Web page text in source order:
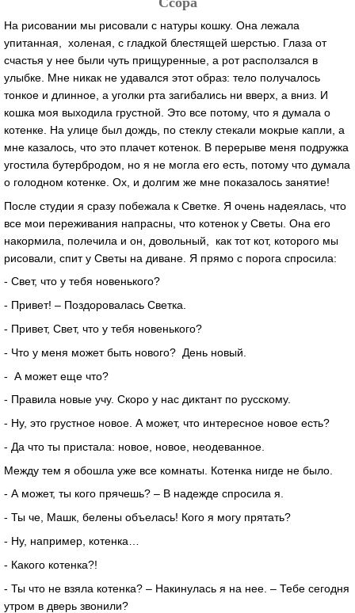
На рисовании мы рисовали с натуры кошку. Она лежала
упитанная, холеная, с гладкой блестящей шерстью. Глаза от
счастья у нее были чуть прищуренные, а рот расползался в
улыбке. Мне никак не удавался этот образ: тело получалось
тонкое и длинное, а уголки рта загибались ни вверх, а вниз. И
кошка моя выходила грустной. Это все потому, что я думала о
котенке. На улице был дождь, по стеклу стекали мокрые капли, а
мне казалось, что это плачет котенок. В перерыве меня подружка
угостила бутербродом, но я не могла его есть, потому что думала
о голодном котенке. Ох, и долгим же мне показалось занятие!
После студии я сразу побежала к Светке. Я очень надеялась, что
все мои переживания напрасны, что котенок у Светы. Она его
накормила, полечила и он, довольный, как тот кот, которого мы
рисовали, спит у Светы на диване. Я прямо с порога спросила:
- Свет, что у тебя новенького?
- Привет! – Поздоровалась Светка.
- Привет, Свет, что у тебя новенького?
- Что у меня может быть нового? День новый.
- А может еще что?
- Правила новые учу. Скоро у нас диктант по русскому.
- Ну, это грустное новое. А может, что интересное новое есть?
- Да что ты пристала: новое, новое, неодеванное.
Между тем я обошла уже все комнаты. Котенка нигде не было.
- А может, ты кого прячешь? – В надежде спросила я.
- Ты че, Машк, белены объелась! Кого я могу прятать?
- Ну, например, котенка…
- Какого котенка?!
- Ты что не взяла котенка? – Накинулась я на нее. – Тебе сегодня
утром в дверь звонили?